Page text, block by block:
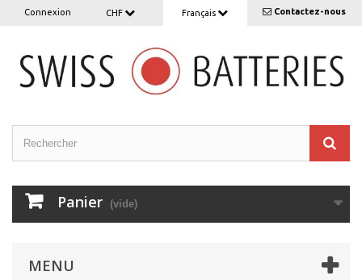
Contactez-nous
Français
CHF
Connexion
Panier (vide)
MENU